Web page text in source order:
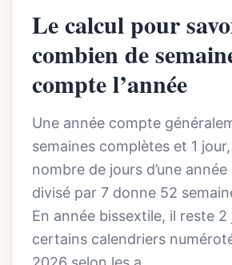
Le calcul pour
combien de
compte l’année
Une année compte
semaines complètes et 1
nombre de jours d’une
divisé par 7 donne 52
En année bissextile, il reste
certains calendriers